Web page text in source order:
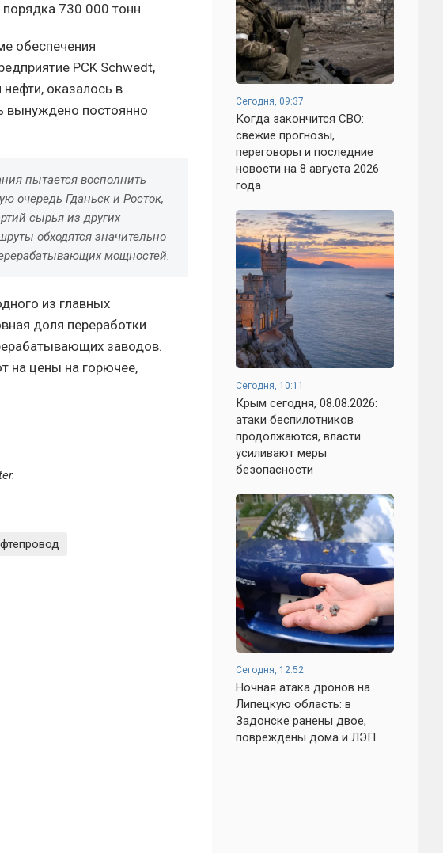
730 000 тонн.
обеспечения
PCK Schwedt,
оказалось в
вынуждено постоянно
пытается восполнить
очередь Гданьск и Росток,
сырья из других
обходятся значительно
мощностей.
из главных
доля переработки
заводов.
на цены на горючее,
.
Сегодня, 09:37
Когда закончится СВО:
свежие прогнозы,
переговоры и последние
новости на 8 августа 2026
года
Сегодня, 10:11
Крым сегодня, 08.08.2026:
атаки беспилотников
продолжаются, власти
усиливают меры
безопасности
Сегодня, 12:52
Ночная атака дронов на
Липецкую область: в
Задонске ранены двое,
повреждены дома и ЛЭП